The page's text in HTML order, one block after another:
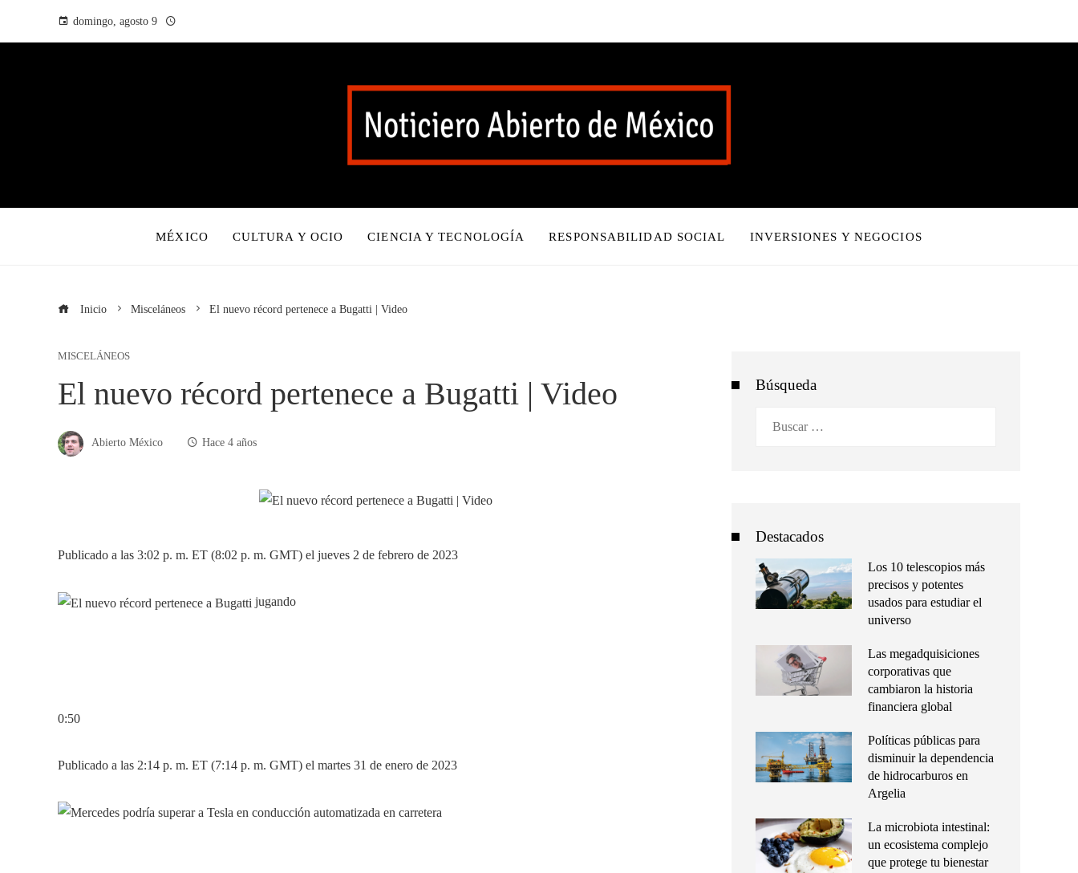
domingo, agosto 9
MÉXICO CULTURA Y OCIO CIENCIA Y TECNOLOGÍA RESPONSABILIDAD SOCIAL INVERSIONES Y NEGOCIOS
Inicio Misceláneos El nuevo récord pertenece a Bugatti | Video
MISCELÁNEOS
El nuevo récord pertenece a Bugatti | Video
Abierto México Hace 4 años
Publicado a las 3:02 p. m. ET (8:02 p. m. GMT) el jueves 2 de febrero de 2023
jugando
0:50
Publicado a las 2:14 p. m. ET (7:14 p. m. GMT) el martes 31 de enero de 2023
Búsqueda
Destacados
Los 10 telescopios más
precisos y potentes
usados para estudiar el
universo
Las megadquisiciones
corporativas que
cambiaron la historia
financiera global
Políticas públicas para
disminuir la dependencia
de hidrocarburos en
Argelia
La microbiota intestinal:
un ecosistema complejo
que protege tu bienestar